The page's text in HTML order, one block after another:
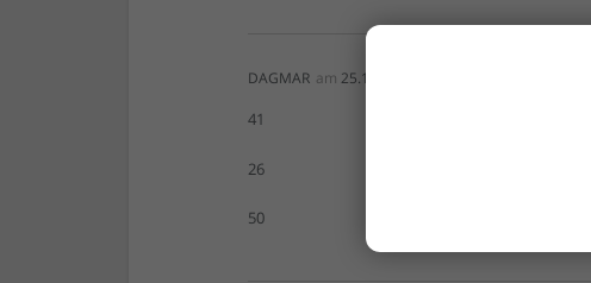
DAGMAR am 25.12.2019 10:50
41
26
50